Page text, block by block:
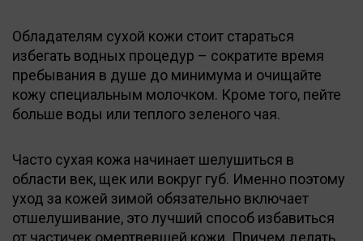
Обладателям сухой кожи стоит стараться
избегать водных процедур – сократите время
пребывания в душе до минимума и очищайте
кожу специальным молочком. Кроме того, пейте
больше воды или теплого зеленого чая.
Часто сухая кожа начинает шелушиться в
области век, щек или вокруг губ. Именно поэтому
уход за кожей зимой обязательно включает
отшелушивание, это лучший способ избавиться
от частичек омертвевшей кожи. Причем делать